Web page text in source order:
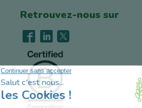
Retrouvez-nous sur